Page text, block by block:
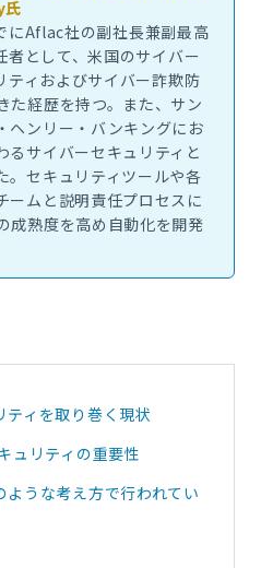
にAflac社の副社長兼副最高
者として、米国のサイバー
ティおよびサイバー詐欺防
た経歴を持つ。また、サン
ヘンリー・バンキングにお
るサイバーセキュリティと
。セキュリティツールや各
ームと説明責任プロセスに
成熟度を高め自動化を開発
ィを取り巻く現状
ュリティの重要性
うな考え方で行われてい